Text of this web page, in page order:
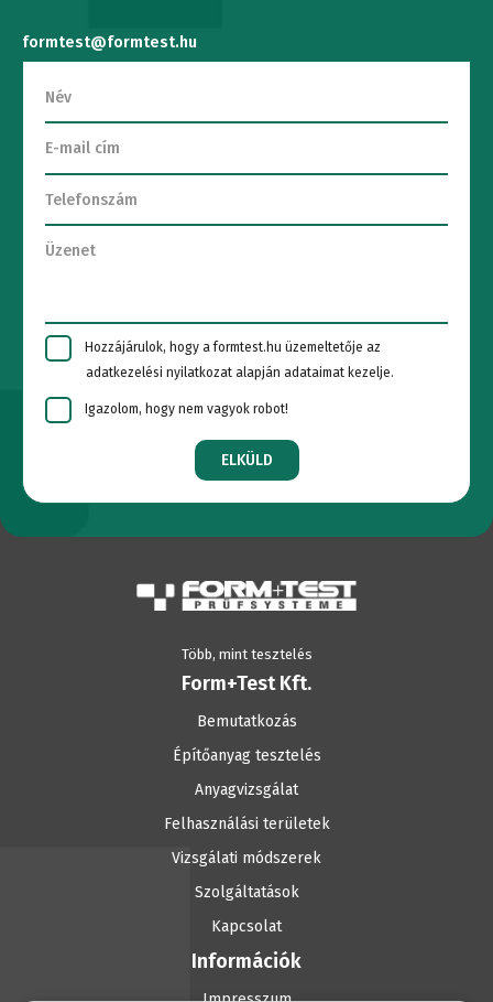
formtest@formtest.hu
Hozzájárulok, hogy a formtest.hu üzemeltetője az
adatkezelési nyilatkozat alapján adataimat kezelje.
Igazolom, hogy nem vagyok robot!
ELKÜLD
Több, mint tesztelés
Form+Test Kft.
Bemutatkozás
Építőanyag tesztelés
Anyagvizsgálat
Felhasználási területek
Vizsgálati módszerek
Szolgáltatások
Kapcsolat
Információk